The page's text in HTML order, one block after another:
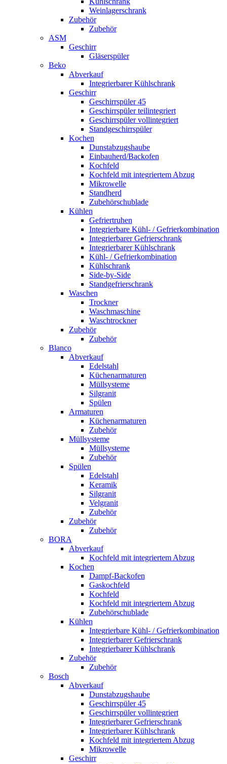
Weinlagerschrank
Zubehör
Zubehör
ASM
Geschirr
Gläserspüler
Beko
Abverkauf
Integrierbarer Kühlschrank
Geschirr
Geschirrspüler 45
Geschirrspüler teilintegriert
Geschirrspüler vollintegriert
Standgeschirrspüler
Kochen
Dunstabzugshaube
Einbauherd/Backofen
Kochfeld
Kochfeld mit integriertem Abzug
Mikrowelle
Standherd
Zubehörschublade
Kühlen
Gefriertruhen
Integrierbare Kühl- / Gefrierkombination
Integrierbarer Gefrierschrank
Integrierbarer Kühlschrank
Kühl- / Gefrierkombination
Kühlschrank
Side-by-Side
Standgefrierschrank
Waschen
Trockner
Waschmaschine
Waschtrockner
Zubehör
Zubehör
Blanco
Abverkauf
Edelstahl
Küchenarmaturen
Müllsysteme
Silgranit
Spülen
Armaturen
Küchenarmaturen
Zubehör
Müllsysteme
Müllsysteme
Zubehör
Spülen
Edelstahl
Keramik
Silgranit
Velgranit
Zubehör
Zubehör
Zubehör
BORA
Abverkauf
Kochfeld mit integriertem Abzug
Kochen
Dampf-Backofen
Gaskochfeld
Kochfeld
Kochfeld mit integriertem Abzug
Zubehörschublade
Kühlen
Integrierbare Kühl- / Gefrierkombination
Integrierbarer Gefrierschrank
Integrierbarer Kühlschrank
Zubehör
Zubehör
Bosch
Abverkauf
Dunstabzugshaube
Geschirrspüler 45
Geschirrspüler vollintegriert
Integrierbarer Gefrierschrank
Integrierbarer Kühlschrank
Kochfeld mit integriertem Abzug
Mikrowelle
Geschirr